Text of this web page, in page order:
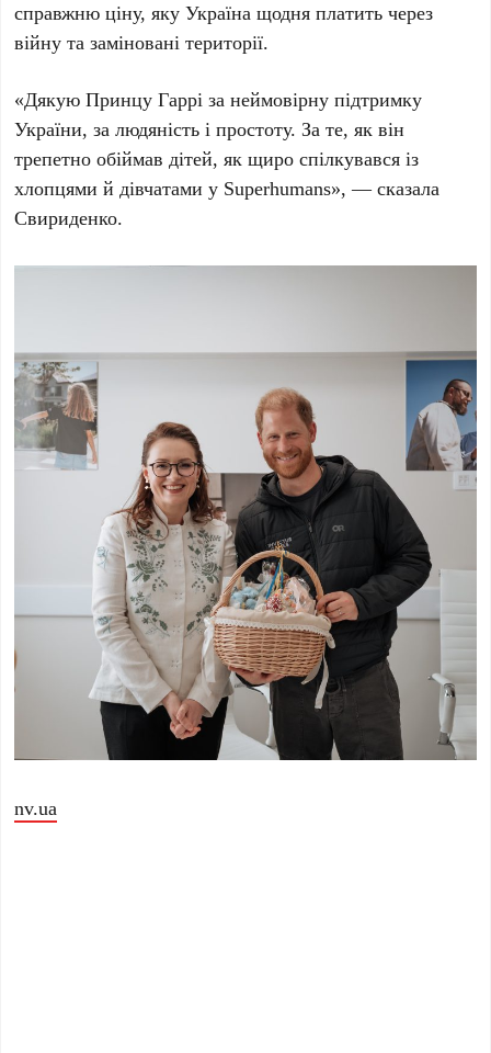
справжню ціну, яку Україна щодня платить через
війну та заміновані території.
«Дякую Принцу Гаррі за неймовірну підтримку
України, за людяність і простоту. За те, як він
трепетно обіймав дітей, як щиро спілкувався із
хлопцями й дівчатами у Superhumans», — сказала
Свириденко.
nv.ua